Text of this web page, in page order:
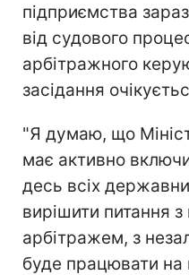
підприємства
від судового
арбітражного
засідання
"Я думаю, що
має активно
десь всіх
вирішити питання
арбітражем, з
буде працювати